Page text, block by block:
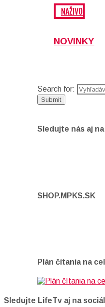
NAŽIVO
NOVINKY
Search for:
Sledujte nás aj
SHOP.MPKS.SK
Plán čítania na
Sledujte LifeTv aj na